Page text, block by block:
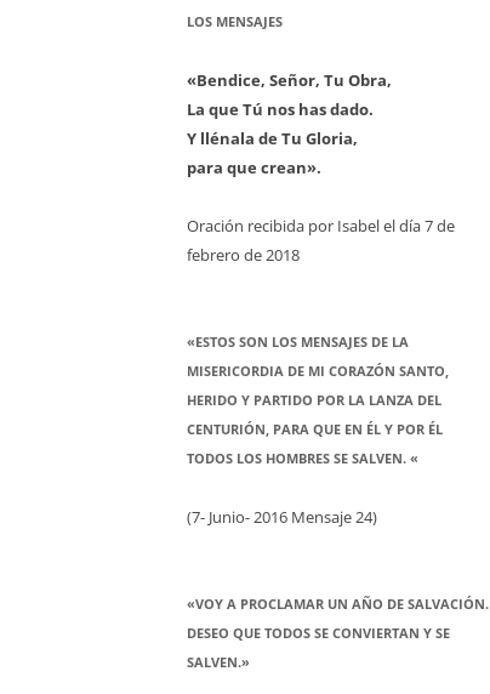
LOS MENSAJES
«Bendice, Señor, Tu Obra,
La que Tú nos has dado.
Y llénala de Tu Gloria,
para que crean».
Oración recibida por Isabel el día 7 de
febrero de 2018
«ESTOS SON LOS MENSAJES DE LA
MISERICORDIA DE MI CORAZÓN SANTO,
HERIDO Y PARTIDO POR LA LANZA DEL
CENTURIÓN, PARA QUE EN ÉL Y POR ÉL
TODOS LOS HOMBRES SE SALVEN. «
(7- Junio- 2016 Mensaje 24)
«VOY A PROCLAMAR UN AÑO DE SALVACIÓN.
DESEO QUE TODOS SE CONVIERTAN Y SE
SALVEN.»